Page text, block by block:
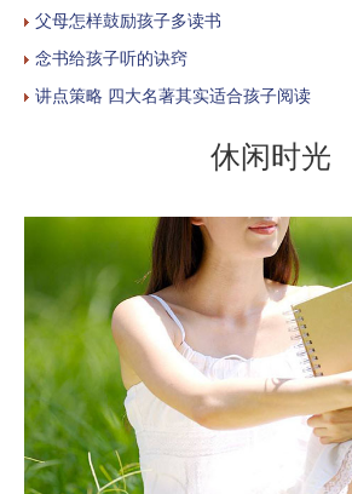
父母怎样鼓励孩子多读书
念书给孩子听的诀窍
讲点策略 四大名著其实适合孩子阅读
休闲时光